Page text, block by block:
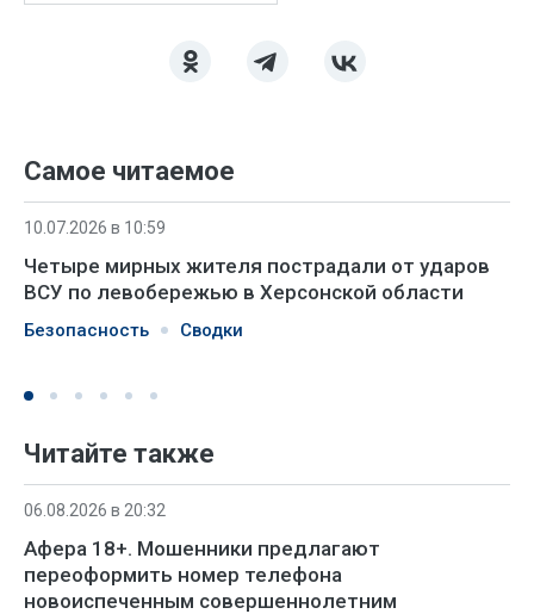
Самое читаемое
10.07.2026 в 10:59
Четыре мирных жителя пострадали от ударов
ВСУ по левобережью в Херсонской области
Безопасность Сводки
Читайте также
06.08.2026 в 20:32
Афера 18+. Мошенники предлагают
переоформить номер телефона
новоиспеченным совершеннолетним